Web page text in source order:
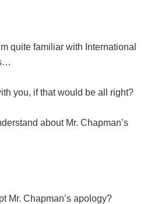
quite familiar with International
you, if that would be all right?
about Mr. Chapman’s
Mr. Chapman’s apology?